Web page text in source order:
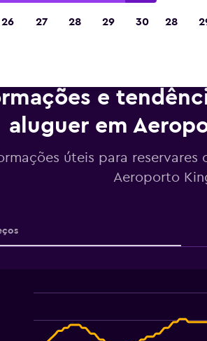
e
aluguer em
úteis para
Aeroporto
chart
26 27 28 29 30 28